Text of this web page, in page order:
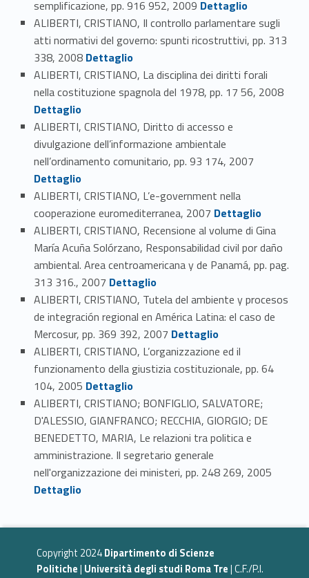
semplificazione, pp. 916 952, 2009 Dettaglio
ALIBERTI, CRISTIANO, Il controllo parlamentare sugli
atti normativi del governo: spunti ricostruttivi, pp. 313
338, 2008 Link identifier #identifier_person_2387-23
Dettaglio
ALIBERTI, CRISTIANO, La disciplina dei diritti forali
nella costituzione spagnola del 1978, pp. 17 56, 2008Link identifier #identifier_person_16450-24
Dettaglio
ALIBERTI, CRISTIANO, Diritto di accesso e
divulgazione dell’informazione ambientale
nell’ordinamento comunitario, pp. 93 174, 2007
Dettaglio
ALIBERTI, CRISTIANO, L’e-government nella
cooperazione euromediterranea, 2007 Link identifier #identifier_person_91940-26
Dettaglio
ALIBERTI, CRISTIANO, Recensione al volume di Gina
María Acuña Solórzano, Responsabilidad civil por daño
ambiental. Area centroamericana y de Panamá, pp. pag.
313 316., 2007 Link identifier #identifier_person_45357-27
Dettaglio
ALIBERTI, CRISTIANO, Tutela del ambiente y procesos
de integración regional en América Latina: el caso de
Mercosur, pp. 369 392, 2007 Link identifier #identifier_person_8600-28
Dettaglio
ALIBERTI, CRISTIANO, L’organizzazione ed il
funzionamento della giustizia costituzionale, pp. 64
104, 2005 Link identifier #identifier_person_178780-29
Dettaglio
ALIBERTI, CRISTIANO; BONFIGLIO, SALVATORE;
D'ALESSIO, GIANFRANCO; RECCHIA, GIORGIO; DE
BENEDETTO, MARIA, Le relazioni tra politica e
amministrazione. Il segretario generale
nell'organizzazione dei ministeri, pp. 248 269, 2005
Dettaglio
Copyright 2024Dipartimento di Scienze
Politiche| Università degli studi Roma Tre| C.F./P.I.